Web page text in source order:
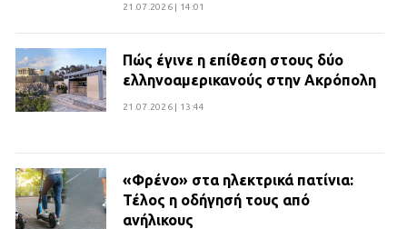
21.07.2026 | 14:01
Πώς έγινε η επίθεση στους δύο
ελληνοαμερικανούς στην Ακρόπολη
21.07.2026 | 13:44
«Φρένο» στα ηλεκτρικά πατίνια:
Τέλος η οδήγησή τους από
ανήλικους